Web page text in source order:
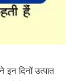
दिनों उत्पात